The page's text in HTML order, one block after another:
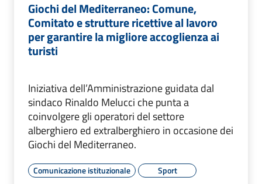
Giochi del Mediterraneo: Comune,
Comitato e strutture ricettive al lavoro
per garantire la migliore accoglienza ai
turisti
Iniziativa dell’Amministrazione guidata dal
sindaco Rinaldo Melucci che punta a
coinvolgere gli operatori del settore
alberghiero ed extralberghiero in occasione dei
Giochi del Mediterraneo.
Comunicazione istituzionale
Sport